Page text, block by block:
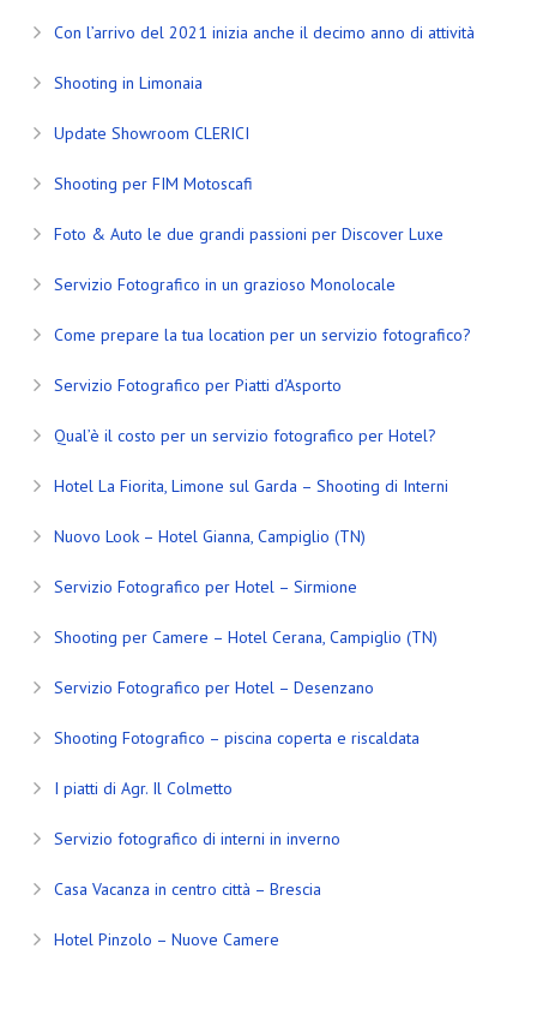
Con l’arrivo del 2021 inizia anche il decimo anno di attività
Shooting in Limonaia
Update Showroom CLERICI
Shooting per FIM Motoscafi
Foto & Auto le due grandi passioni per Discover Luxe
Servizio Fotografico in un grazioso Monolocale
Come prepare la tua location per un servizio fotografico?
Servizio Fotografico per Piatti d’Asporto
Qual’è il costo per un servizio fotografico per Hotel?
Hotel La Fiorita, Limone sul Garda – Shooting di Interni
Nuovo Look – Hotel Gianna, Campiglio (TN)
Servizio Fotografico per Hotel – Sirmione
Shooting per Camere – Hotel Cerana, Campiglio (TN)
Servizio Fotografico per Hotel – Desenzano
Shooting Fotografico – piscina coperta e riscaldata
I piatti di Agr. Il Colmetto
Servizio fotografico di interni in inverno
Casa Vacanza in centro città – Brescia
Hotel Pinzolo – Nuove Camere